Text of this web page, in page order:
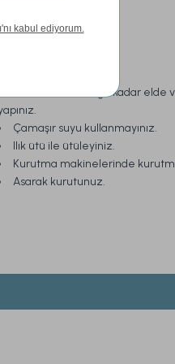
30 derece sıcaklığa kadar
Çamaşır suyu kullanmayınız.
Ilık ütü ile ütüleyiniz.
Kurutma makinelerinde
Asarak kurutunuz.